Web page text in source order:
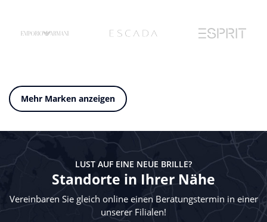
Mehr Marken anzeigen
LUST AUF EINE NEUE BRILLE?
Standorte in Ihrer Nähe
Vereinbaren Sie gleich online einen Beratungstermin in einer
unserer Filialen!